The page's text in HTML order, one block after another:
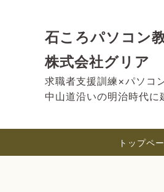
石ころパソコン
株式会社グリア
求職者支援訓練×パソコ
中山道沿いの明治時代に
トップペ